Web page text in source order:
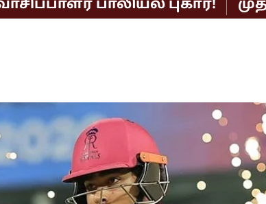
பாலியல் புகார்! முதல்வர்